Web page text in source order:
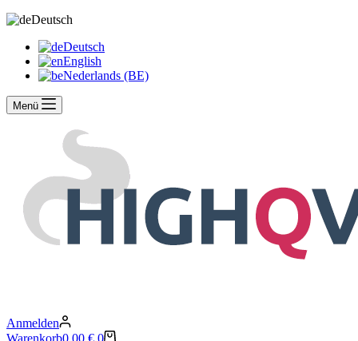
Deutsch
Deutsch
English
Nederlands (BE)
Menü
Anmelden
Warenkorb0,00 € 0